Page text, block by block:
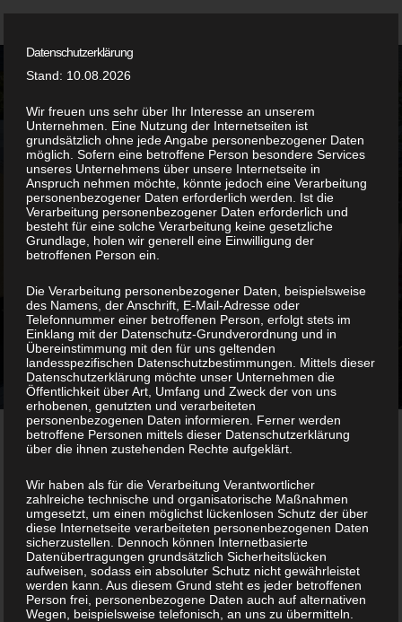
Leistungen
Team
Referenzen
Kontakt
ÜBERDACHUNGEN
Mit unseren Überdachungen schützen Sie Ihre
Terrasse, Kellereingänge oder Balkone effektiv
vor Regen und Sonne. Eine stabile
Stahlkonstruktion ist dabei besonders langlebig
und haltbar. Kombiniert mit Glaselementen sorgt
Überdachung gleichzeitig für eine großartige
Optik und eine Wertsteigerung für Ihr Objekt.
FRAGEN?
Persönliche Beratung
Datenschutzerklärung
Stand: 10.08.2026
Wir freuen uns sehr über Ihr Interesse an unserem
Unternehmen. Eine Nutzung der Internetseiten ist
grundsätzlich ohne jede Angabe personenbezogener Daten
möglich. Sofern eine betroffene Person besondere Services
unseres Unternehmens über unsere Internetseite in
Anspruch nehmen möchte, könnte jedoch eine Verarbeitung
personenbezogener Daten erforderlich werden. Ist die
Verarbeitung personenbezogener Daten erforderlich und
besteht für eine solche Verarbeitung keine gesetzliche
Grundlage, holen wir generell eine Einwilligung der
betroffenen Person ein.
Die Verarbeitung personenbezogener Daten, beispielsweise
des Namens, der Anschrift, E-Mail-Adresse oder
Telefonnummer einer betroffenen Person, erfolgt stets im
Einklang mit der Datenschutz-Grundverordnung und in
Übereinstimmung mit den für uns geltenden
landesspezifischen Datenschutzbestimmungen. Mittels dieser
Datenschutzerklärung möchte unser Unternehmen die
Öffentlichkeit über Art, Umfang und Zweck der von uns
erhobenen, genutzten und verarbeiteten
personenbezogenen Daten informieren. Ferner werden
betroffene Personen mittels dieser Datenschutzerklärung
über die ihnen zustehenden Rechte aufgeklärt.
Wir haben als für die Verarbeitung Verantwortlicher
zahlreiche technische und organisatorische Maßnahmen
umgesetzt, um einen möglichst lückenlosen Schutz der über
diese Internetseite verarbeiteten personenbezogenen Daten
sicherzustellen. Dennoch können Internetbasierte
Datenübertragungen grundsätzlich Sicherheitslücken
aufweisen, sodass ein absoluter Schutz nicht gewährleistet
werden kann. Aus diesem Grund steht es jeder betroffenen
Person frei, personenbezogene Daten auch auf alternativen
Wegen, beispielsweise telefonisch, an uns zu übermitteln.